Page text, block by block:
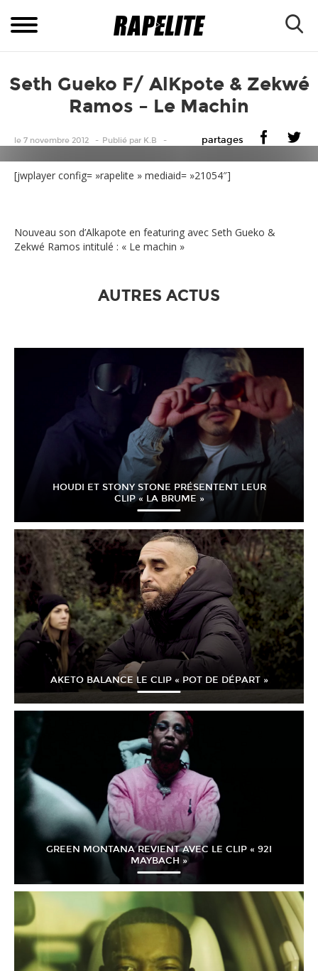
Seth Gueko F/ AlKpote & Zekwé
Ramos – Le Machin
le 7 novembre 2012 Publiépar K.B partages
[jwplayer config= »rapelite » mediaid= »21054″]
Nouveau son d’Alkapote en featuring avec Seth Gueko &
Zekwé Ramos intitulé : « Le machin »
AUTRES ACTUS
HOUDI ET STONY STONE PRÉSENTENT LEUR
CLIP « LA BRUME »
AKETO BALANCE LE CLIP « POT DE DÉPART »
GREEN MONTANA REVIENT AVEC LE CLIP « 92I
MAYBACH »